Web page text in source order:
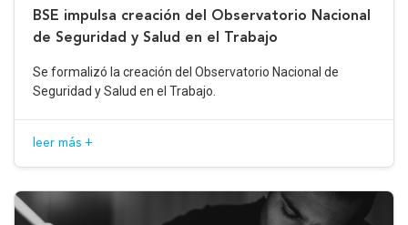
BSE impulsa creación del Observatorio Nacional
de Seguridad y Salud en el Trabajo
Se formalizó la creación del Observatorio Nacional de
Seguridad y Salud en el Trabajo.
leer más +